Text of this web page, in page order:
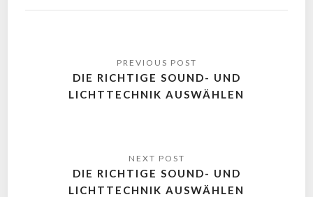
DIE RICHTIGE SOUND- UND
LICHTTECHNIK AUSWÄHLEN
DIE RICHTIGE SOUND- UND
LICHTTECHNIK AUSWÄHLEN